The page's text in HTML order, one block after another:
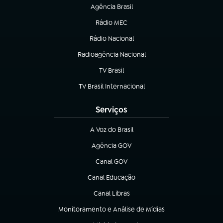
Agência Brasil
(abre em nova aba)
Rádio MEC
(abre em nova aba)
Rádio Nacional
Radioagência Nacional
(abre em nova aba)
TV Brasil
(abre em nova aba)
TV Brasil Internacional
(abre em nova aba)
Serviços
A Voz do Brasil
(abre em nova aba)
Agência GOV
(abre em nova aba)
Canal GOV
(abre em nova aba)
Canal Educação
(abre em nova aba)
Canal Libras
(abre em nova aba)
Monitoramento e Análise de Mídias
(abre em nova aba)